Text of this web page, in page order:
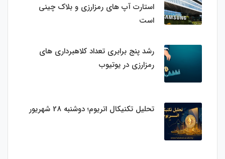
استارت‌ آپ‌ های رمزارزی و بلاک چینی
است
رشد پنج برابری تعداد کلاهبرداری های
رمزارزی در یوتیوب
تحلیل تکنیکال اتریوم؛ دوشنبه 28 شهریور